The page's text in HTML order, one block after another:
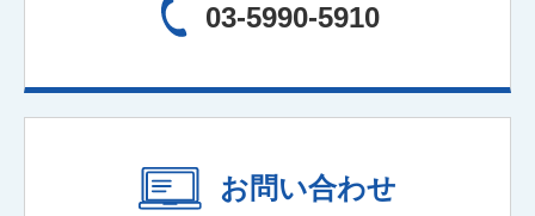
03-5990-5910
お問い合わせ